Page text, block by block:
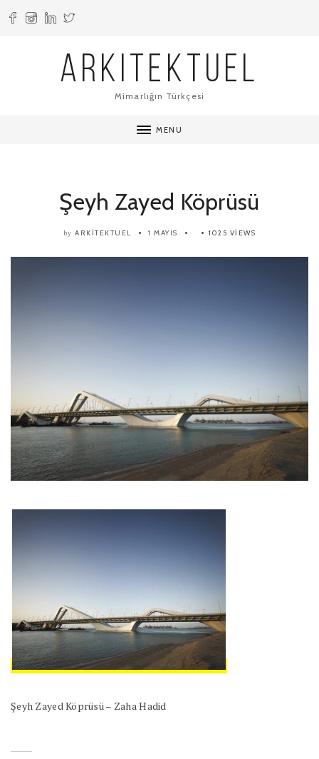
ARKITEKTUEL
Mimarlığın Türkçesi
MENU
Şeyh Zayed Köprüsü
by ARKITEKTUEL 1 MAYIS 1025 VIEWS
Şeyh Zayed Köprüsü – Zaha Hadid